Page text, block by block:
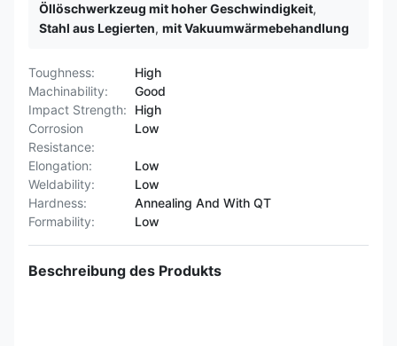
Öllöschwerkzeug mit hoher Geschwindigkeit,
Stahl aus Legierten, mit Vakuumwärmebehandlung
Toughness:
High
Machinability:
Good
Impact Strength:
High
Corrosion
Resistance:
Low
Elongation:
Low
Weldability:
Low
Hardness:
Annealing And With QT
Formability:
Low
Beschreibung des Produkts